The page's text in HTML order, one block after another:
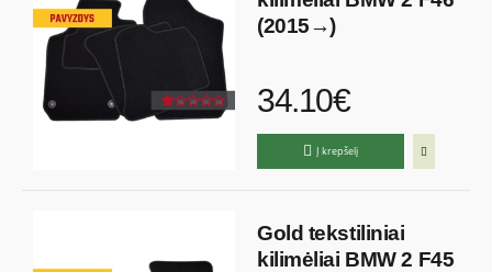
(2015→)
34.10€
Į krepšelį
Gold tekstiliniai
kilimėliai BMW 2 F45